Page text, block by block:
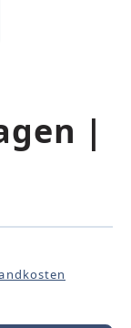
|